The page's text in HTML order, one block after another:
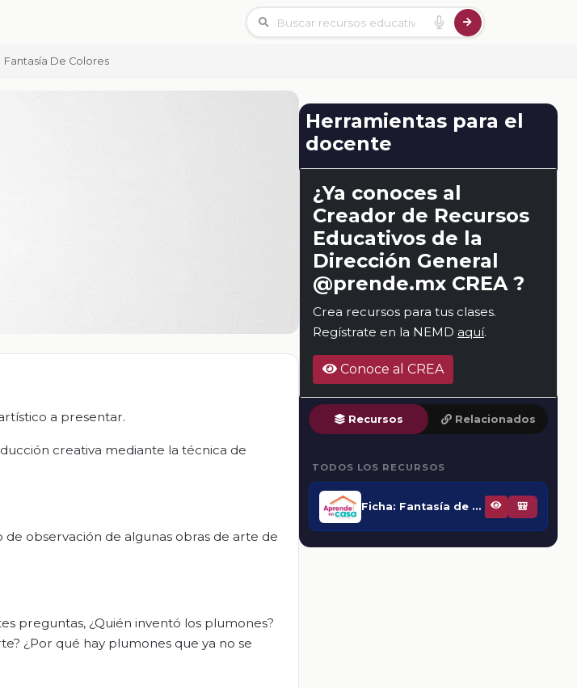
Fantasía De Colores
a presentar.
creativa mediante la técnica de
observación de algunas obras de arte de
preguntas, ¿Quién inventó los plumones?
¿Por qué hay plumones que ya no se
Herramientas para el
docente
¿Ya conoces al
Creador de Recursos
Educativos de la
Dirección General
@prende.mx CREA ?
Crea recursos para tus clases.
Regístrate en la NEMD aquí.
Conoce al CREA
Recursos Relacionados
TODOS LOS RECURSOS
Ficha: Fantasía de colores 🎒